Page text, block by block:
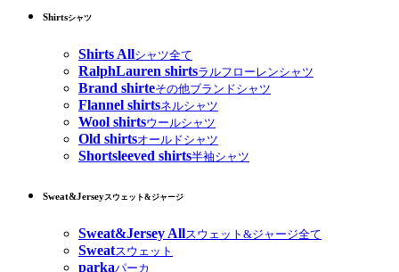
Shirtsシャツ
Shirts Allシャツ全て
RalphLauren shirtsラルフローレンシャツ
Brand shirteその他ブランドシャツ
Flannel shirtsネルシャツ
Wool shirtsウールシャツ
Old shirtsオールドシャツ
Shortsleeved shirts半袖シャツ
Sweat&Jerseyスウェット&ジャージ
Sweat&Jersey Allスウェット&ジャージ全て
Sweatスウェット
parkaパーカ